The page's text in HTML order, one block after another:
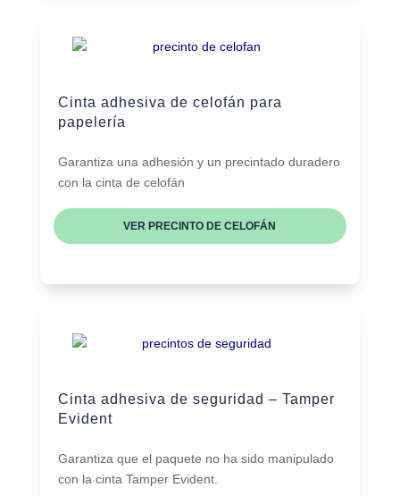
Cinta adhesiva de celofán para
papelería
Garantiza una adhesión y un precintado duradero
con la cinta de celofán
VER PRECINTO DE CELOFÁN
Cinta adhesiva de seguridad – Tamper
Evident
Garantiza que el paquete no ha sido manipulado
con la cinta Tamper Evident.